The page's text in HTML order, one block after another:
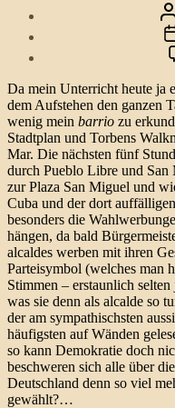
Da mein Unterricht heute ja
dem Aufstehen den ganzen
wenig mein barrio zu
Stadtplan und Torbens
Mar. Die nächsten fünf
durch Pueblo Libre und
zur Plaza San Miguel und
Cuba und der dort
besonders die
hängen, da bald
alcaldes werben mit ihren
Parteisymbol (welches man
Stimmen – erstaunlich
was sie denn als alcalde so
der am sympathischsten
häufigsten auf Wänden
so kann Demokratie doch
beschweren sich alle über
Deutschland denn so viel
gewählt?…